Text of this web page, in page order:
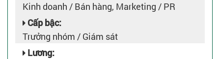
Kinh doanh / Bán hàng, Marketing / PR
Cấp bậc:
Trưởng nhóm / Giám sát
Lương: